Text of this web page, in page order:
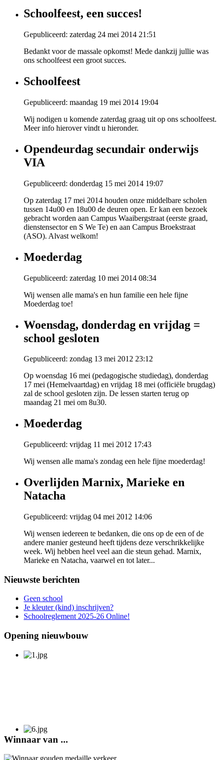
Schoolfeest, een succes!
Gepubliceerd: zaterdag 24 mei 2014 21:51
Bedankt voor de massale opkomst! Mede dankzij jullie was
ons schoolfeest een groot succes.
Schoolfeest
Gepubliceerd: maandag 19 mei 2014 19:04
Wij nodigen u komende zaterdag graag uit op ons schoolfeest.
Meer info hierover vindt u hieronder.
Opendeurdag secundair onderwijs
VIA
Gepubliceerd: donderdag 15 mei 2014 19:07
Op zaterdag 17 mei 2014 houden onze middelbare scholen
tussen 14u00 en 18u00 de deuren open. Er kan een bezoek
gebracht worden aan Campus Waaibergstraat (eerste graad,
dienstensector en S We Te) en aan Campus Broekstraat
(ASO). Alvast welkom!
Moederdag
Gepubliceerd: zaterdag 10 mei 2014 08:34
Wij wensen alle mama's en hun familie een hele fijne
Moederdag toe!
Woensdag, donderdag en vrijdag =
school gesloten
Gepubliceerd: zondag 13 mei 2012 23:12
Op woensdag 16 mei (pedagogische studiedag), donderdag
17 mei (Hemelvaartdag) en vrijdag 18 mei (officiële brugdag)
zal de school gesloten zijn. De lessen starten terug op
maandag 21 mei om 8u30.
Moederdag
Gepubliceerd: vrijdag 11 mei 2012 17:43
Wij wensen alle mama's zondag een hele fijne moederdag!
Overlijden Marnix, Marieke en
Natacha
Gepubliceerd: vrijdag 04 mei 2012 14:06
Wij wensen iedereen te bedanken, die ons op de een of de
andere manier gesteund heeft tijdens deze verschrikkelijke
week. Wij hebben heel veel aan die steun gehad. Marnix,
Marieke en Natacha, vaarwel en tot later...
Nieuwste berichten
Geen school
Je kleuter (kind) inschrijven?
Schoolreglement 2025-26 Online!
Opening nieuwbouw
Winnaar van ...